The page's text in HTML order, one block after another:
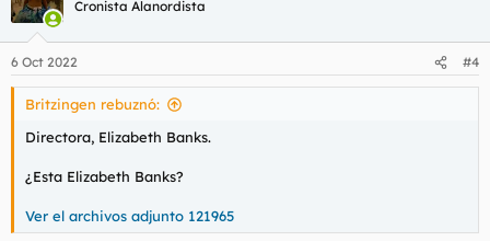
Cronista Alanordista
6 Oct 2022 #4
Britzingen rebuznó:
Directora, Elizabeth Banks.
¿Esta Elizabeth Banks?
Ver el archivos adjunto 121965